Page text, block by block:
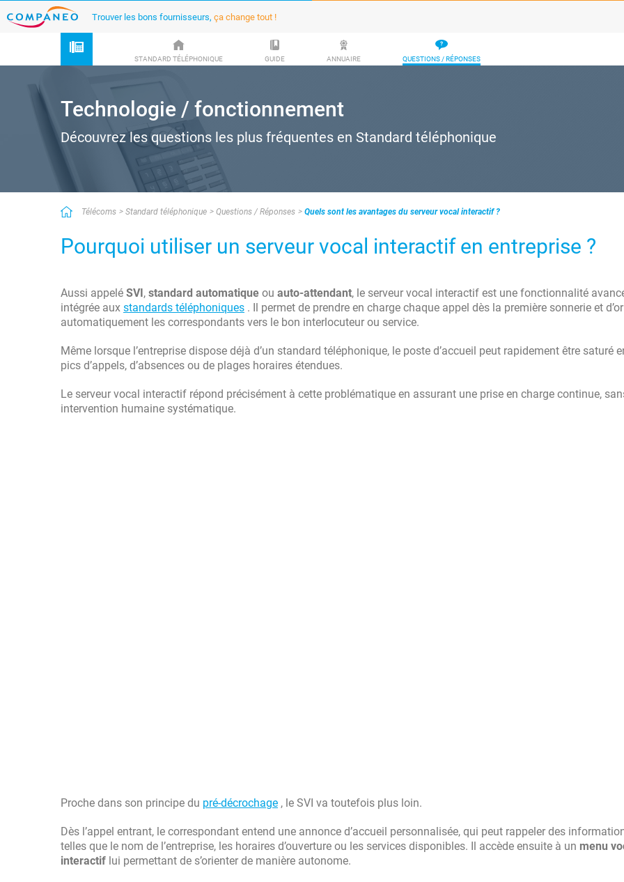
Trouver les bons fournisseurs, ça change tout !
STANDARD TÉLÉPHONIQUE GUIDE ANNUAIRE QUESTIONS / RÉPONSES
Technologie / fonctionnement
Découvrez les questions les plus fréquentes en Standard téléphonique
Télécoms Standard téléphonique Questions / Réponses Quels sont les avantages du serveur vocal interactif ?
Pourquoi utiliser un serveur vocal interactif en entreprise ?
Aussi appelé SVI, standard automatique ou auto-attendant, le serveur vocal interactif est une fonctionnalité
intégrée aux standards téléphoniques . Il permet de prendre en charge chaque appel dès la première sonnerie et
automatiquement les correspondants vers le bon interlocuteur ou service.
Même lorsque l’entreprise dispose déjà d’un standard téléphonique, le poste d’accueil peut rapidement être saturé
pics d’appels, d’absences ou de plages horaires étendues.
Le serveur vocal interactif répond précisément à cette problématique en assurant une prise en charge continue,
intervention humaine systématique.
Proche dans son principe du pré-décrochage , le SVI va toutefois plus loin.
Dès l’appel entrant, le correspondant entend une annonce d’accueil personnalisée, qui peut rappeler des
telles que le nom de l’entreprise, les horaires d’ouverture ou les services disponibles. Il accède ensuite à un menu
interactif lui permettant de s’orienter de manière autonome.